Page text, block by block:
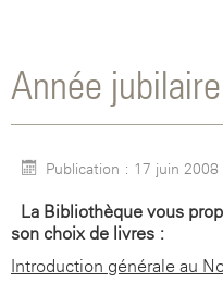
Année
Publication : 17 juin 2008
La Bibliothèque vous
son choix de livres :
Introduction générale au